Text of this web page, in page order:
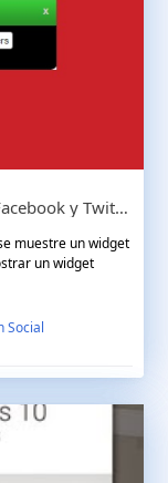
¿Cómo insertar un widget estático de Facebook y Twitter?
muestre un widget
un widget
Social